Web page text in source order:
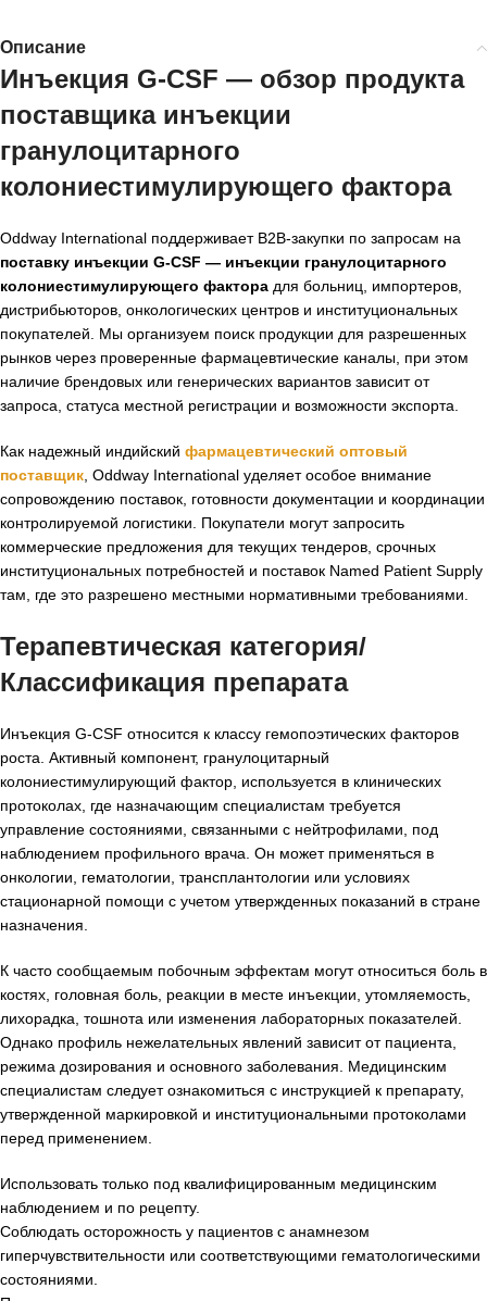
Описание
Инъекция G-CSF — обзор продукта
поставщика инъекции
гранулоцитарного
колониестимулирующего фактора
Oddway International поддерживает B2B-закупки по запросам на
поставку инъекции G-CSF — инъекции гранулоцитарного
колониестимулирующего фактора для больниц, импортеров,
дистрибьюторов, онкологических центров и институциональных
покупателей. Мы организуем поиск продукции для разрешенных
рынков через проверенные фармацевтические каналы, при этом
наличие брендовых или генерических вариантов зависит от
запроса, статуса местной регистрации и возможности экспорта.
Как надежный индийский фармацевтический оптовый
поставщик , Oddway International уделяет особое внимание
сопровождению поставок, готовности документации и координации
контролируемой логистики. Покупатели могут запросить
коммерческие предложения для текущих тендеров, срочных
институциональных потребностей и поставок Named Patient Supply
там, где это разрешено местными нормативными требованиями.
Терапевтическая категория/
Классификация препарата
Инъекция G-CSF относится к классу гемопоэтических факторов
роста. Активный компонент, гранулоцитарный
колониестимулирующий фактор, используется в клинических
протоколах, где назначающим специалистам требуется
управление состояниями, связанными с нейтрофилами, под
наблюдением профильного врача. Он может применяться в
онкологии, гематологии, трансплантологии или условиях
стационарной помощи с учетом утвержденных показаний в стране
назначения.
К часто сообщаемым побочным эффектам могут относиться боль в
костях, головная боль, реакции в месте инъекции, утомляемость,
лихорадка, тошнота или изменения лабораторных показателей.
Однако профиль нежелательных явлений зависит от пациента,
режима дозирования и основного заболевания. Медицинским
специалистам следует ознакомиться с инструкцией к препарату,
утвержденной маркировкой и институциональными протоколами
перед применением.
Использовать только под квалифицированным медицинским
наблюдением и по рецепту.
Соблюдать осторожность у пациентов с анамнезом
гиперчувствительности или соответствующими гематологическими
состояниями.